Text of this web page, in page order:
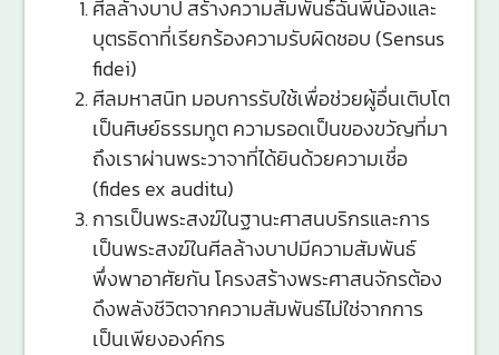
ศีลล้างบาป สร้างความสัมพันธ์ฉันพี่น้องและ
บุตรธิดาที่เรียกร้องความรับผิดชอบ (Sensus
fidei)
ศีลมหาสนิท มอบการรับใช้เพื่อช่วยผู้อื่นเติบโต
เป็นศิษย์ธรรมทูต ความรอดเป็นของขวัญที่มา
ถึงเราผ่านพระวาจาที่ได้ยินด้วยความเชื่อ
(fides ex auditu)
การเป็นพระสงฆ์ในฐานะศาสนบริกรและการ
เป็นพระสงฆ์ในศีลล้างบาปมีความสัมพันธ์
พึ่งพาอาศัยกัน โครงสร้างพระศาสนจักรต้อง
ดึงพลังชีวิตจากความสัมพันธ์ไม่ใช่จากการ
เป็นเพียงองค์กร